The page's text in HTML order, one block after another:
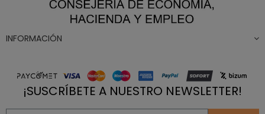
INFORMACIÓN
¡SUSCRÍBETE A NUESTRO NEWSLETTER!